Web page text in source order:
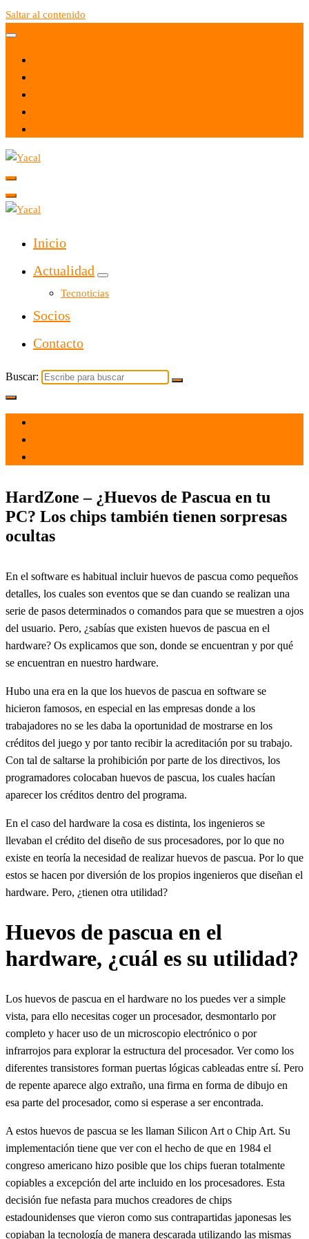
Saltar al contenido
Yacal micro hosting
Inicio
Actualidad
Tecnoticias
Socios
Contacto
Buscar:
HardZone – ¿Huevos de Pascua en tu
PC? Los chips también tienen sorpresas
ocultas
En el software es habitual incluir huevos de pascua como pequeños
detalles, los cuales son eventos que se dan cuando se realizan una
serie de pasos determinados o comandos para que se muestren a ojos
del usuario. Pero, ¿sabías que existen huevos de pascua en el
hardware? Os explicamos que son, donde se encuentran y por qué
se encuentran en nuestro hardware.
Hubo una era en la que los huevos de pascua en software se
hicieron famosos, en especial en las empresas donde a los
trabajadores no se les daba la oportunidad de mostrarse en los
créditos del juego y por tanto recibir la acreditación por su trabajo.
Con tal de saltarse la prohibición por parte de los directivos, los
programadores colocaban huevos de pascua, los cuales hacían
aparecer los créditos dentro del programa.
En el caso del hardware la cosa es distinta, los ingenieros se
llevaban el crédito del diseño de sus procesadores, por lo que no
existe en teoría la necesidad de realizar huevos de pascua. Por lo que
estos se hacen por diversión de los propios ingenieros que diseñan el
hardware. Pero, ¿tienen otra utilidad?
Huevos de pascua en el
hardware, ¿cuál es su utilidad?
Los huevos de pascua en el hardware no los puedes ver a simple
vista, para ello necesitas coger un procesador, desmontarlo por
completo y hacer uso de un microscopio electrónico o por
infrarrojos para explorar la estructura del procesador. Ver como los
diferentes transistores forman puertas lógicas cableadas entre sí. Pero
de repente aparece algo extraño, una firma en forma de dibujo en
esa parte del procesador, como si esperase a ser encontrada.
A estos huevos de pascua se les llaman Silicon Art o Chip Art. Su
implementación tiene que ver con el hecho de que en 1984 el
congreso americano hizo posible que los chips fueran totalmente
copiables a excepción del arte incluido en los procesadores. Esta
decisión fue nefasta para muchos creadores de chips
estadounidenses que vieron como sus contrapartidas japonesas les
copiaban la tecnología de manera descarada utilizando las mismas